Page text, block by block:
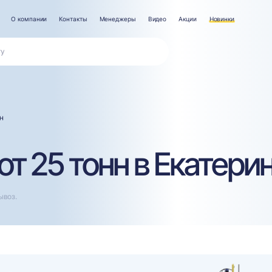
О компании Контакты Менеджеры Видео Акции Новинки
25 тонн в